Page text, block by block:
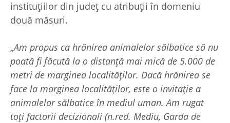
instituțiilor din județ cu atribuții în domeniu
două măsuri.
„Am propus ca hrănirea animalelor sălbatice să nu
poată fi făcută la o distanță mai mică de 5.000 de
metri de marginea localităților. Dacă hrănirea se
face la marginea localităților, este o invitație a
animalelor sălbatice în mediul uman. Am rugat
toți factorii decizionali (n.red. Mediu, Garda de